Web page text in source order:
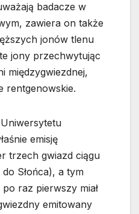
badacze w
zawiera on także
jonów tlenu
jony przechwytując
międzygwiezdnej,
rentgenowskie.
emisję
trzech gwiazd ciągu
Słońca), a tym
raz pierwszy miał
emitowany